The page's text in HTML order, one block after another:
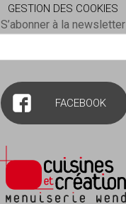
GESTION DES COOKIES
S’abonner à la newsletter
adresse
FACEBOOK